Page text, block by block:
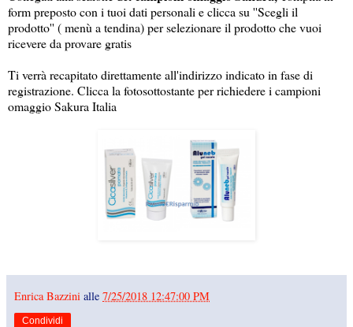
form preposto con i tuoi dati personali e clicca su ''Scegli il
prodotto'' ( menù a tendina) per selezionare il prodotto che vuoi
ricevere da provare gratis
Ti verrà recapitato direttamente all'indirizzo indicato in fase di
registrazione. Clicca la fotosottostante per richiedere i campioni
omaggio Sakura Italia
Enrica Bazzini alle 7/25/2018 12:47:00 PM
Condividi